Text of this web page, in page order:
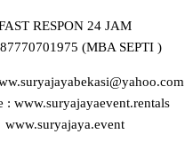
RESPON 24 JAM
(MBA SEPTI )
: www.suryajayaevent.rentals
www.suryajaya.event